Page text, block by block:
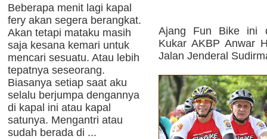
Beberapa menit lagi kapal
fery akan segera berangkat.
Akan tetapi mataku masih
saja kesana kemari untuk
mencari sesuatu. Atau lebih
tepatnya seseorang.
Biasanya setiap saat aku
selalu berjumpa dengannya
di kapal ini atau kapal
satunya. Mengantri atau
sudah berada di ...
Ajang Fun Bike ini
Kukar AKBP Anwar
Jalan Jenderal